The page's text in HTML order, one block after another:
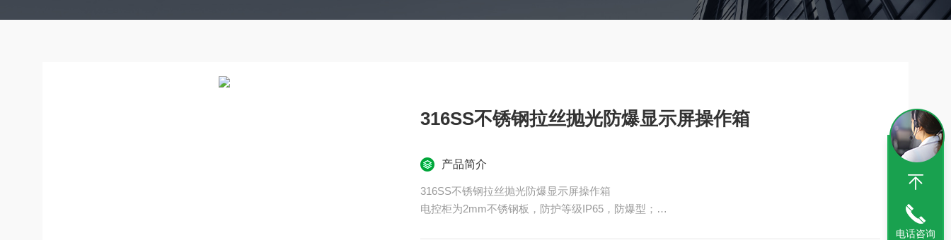
316SS不锈钢拉丝抛光防爆显示屏操作箱
产品简介
316SS不锈钢拉丝抛光防爆显示屏操作箱
电控柜为2mm不锈钢板，防护等级IP65，防爆型；
电话咨询